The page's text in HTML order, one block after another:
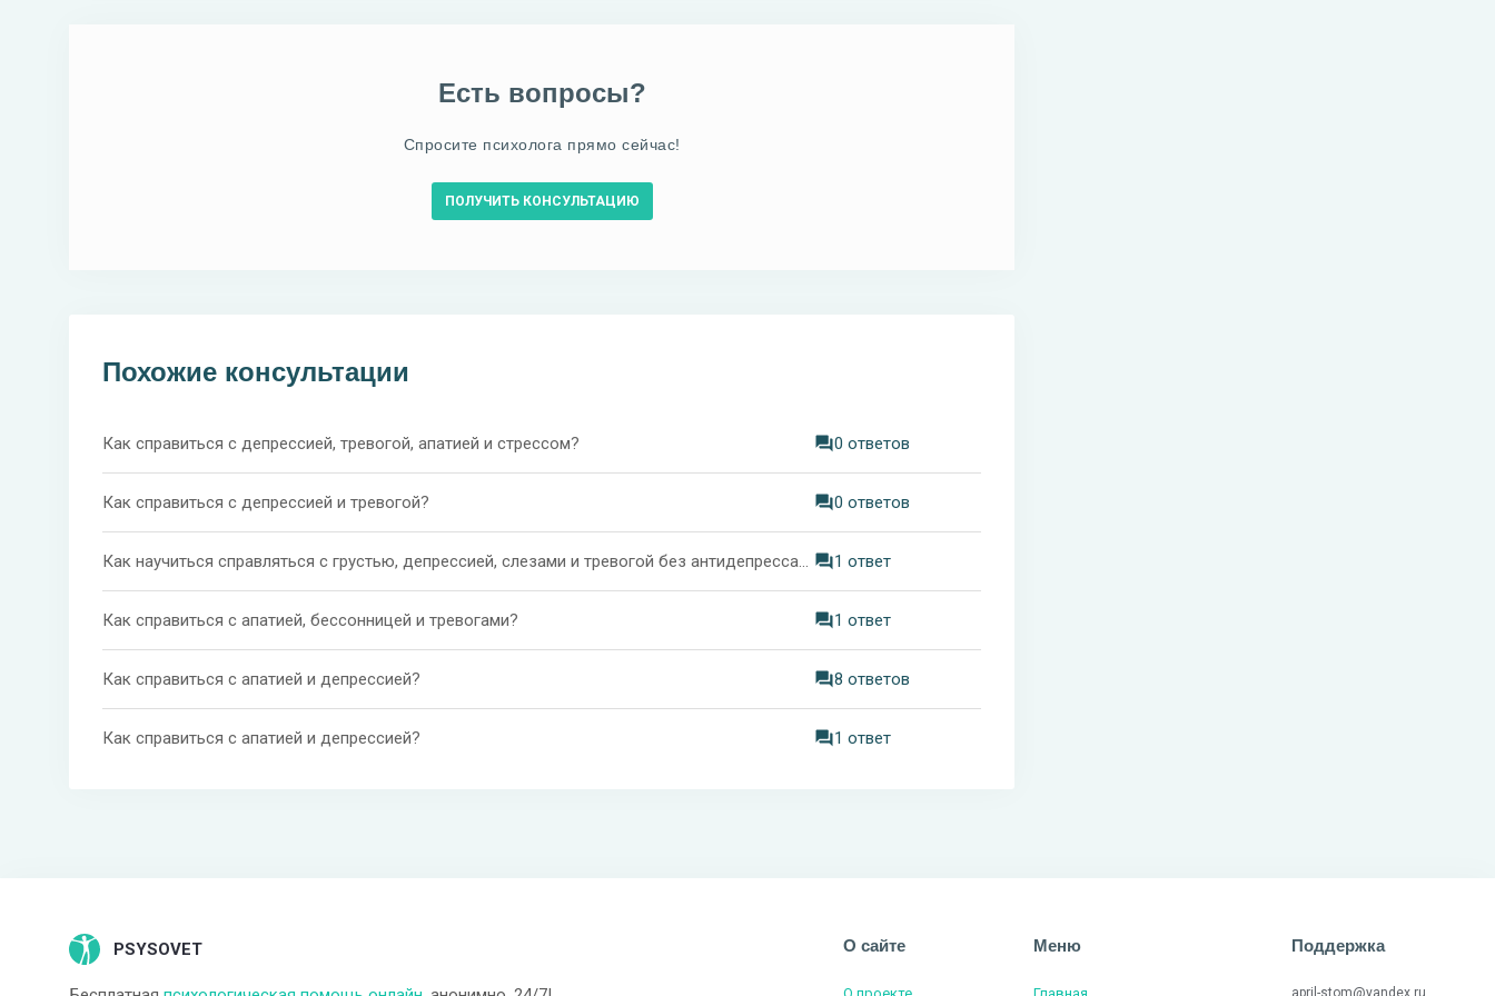
Есть вопросы?
Спросите психолога прямо сейчас!
ПОЛУЧИТЬ КОНСУЛЬТАЦИЮ
Похожие консультации
Как справиться с депрессией, тревогой, апатией и стрессом? 0 ответов
Как справиться с депрессией и тревогой? 0 ответов
Как научиться справляться с грустью, депрессией, слезами и тревогой без антидепрессантов? 1 ответ
Как справиться с апатией, бессонницей и тревогами? 1 ответ
Как справиться с апатией и депрессией? 8 ответов
Как справиться с апатией и депрессией? 1 ответ
PSYSOVET О сайте Меню Поддержка
april-stom@yandex.ru